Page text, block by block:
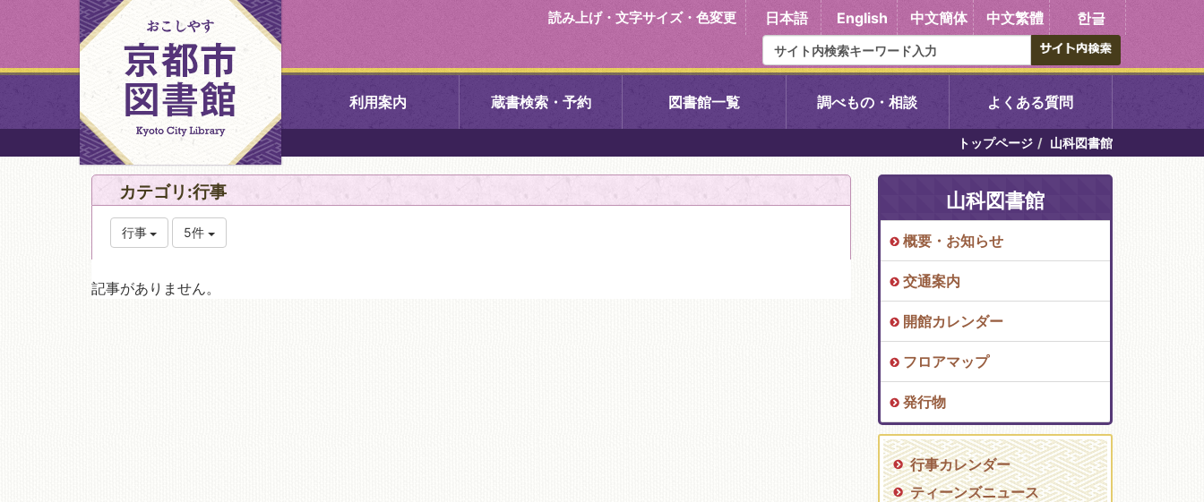
読み上げ・文字サイズ・色変更 日本語 English 中文簡体 中文繁體 한글
利用案内 蔵書検索・予約 図書館一覧
中央図書館 右京中央図書館 伏見中央図書館 醍醐中央図書館
北図書館 左京図書館 岩倉図書館 東山図書館
吉祥院図書館
向島図書館
こどもみらい館子育て図
コミュニティプラザ深草
図書館
調べもの・相談 よくある質問
トップページ 山科図書館
カテゴリ:行事
行事 5件
記事がありません。
山科図書館
概要・お知らせ
交通案内
開館カレンダー
フロアマップ
発行物
行事カレンダー
ティーンズニュース